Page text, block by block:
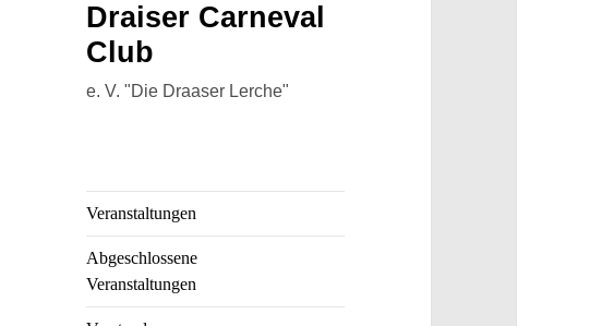
Draiser Carneval
Club
e. V. "Die Draaser Lerche"
Veranstaltungen
Abgeschlossene
Veranstaltungen